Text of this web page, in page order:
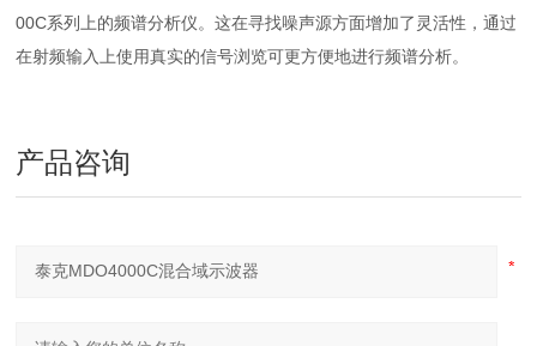
00C系列上的频谱分析仪。这在寻找噪声源方面增加了灵活性，通过
在射频输入上使用真实的信号浏览可更方便地进行频谱分析。
产品咨询